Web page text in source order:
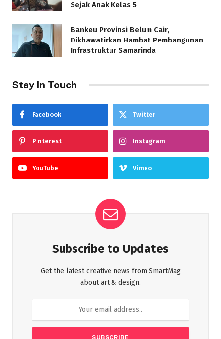
Sejak Anak Kelas 5
Bankeu Provinsi Belum Cair,
Dikhawatirkan Hambat Pembangunan
Infrastruktur Samarinda
Stay In Touch
Facebook Twitter
Pinterest Instagram
YouTube Vimeo
Subscribe to Updates
Get the latest creative news from SmartMag
about art & design.